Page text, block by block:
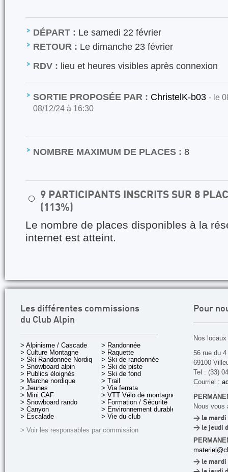
DÉPART : Le samedi 22 février
RETOUR : Le dimanche 23 février
RDV : lieu et heures visibles après connexion
SORTIE PROPOSÉE PAR : ChristelK-b03 - le
08/12/24 à 16:30
NOMBRE MAXIMUM DE PLACES : 8
⚪
9 PARTICIPANTS INSCRITS SUR 8
(113%)
Le nombre de places disponibles à la
internet est atteint.
Les différentes commissions
du Club Alpin
> Alpinisme / Cascade
> Culture Montagne
> Ski Randonnée Nordique
> Snowboard alpin
> Publics éloignés
> Marche nordique
> Jeunes
> Mini CAF
> Snowboard rando
> Canyon
> Escalade
> Randonnée
> Raquette
> Ski de randonnée
> Ski de piste
> Ski de fond
> Trail
> Via ferrata
> VTT Vélo de montagne
> Formation / Sécurité
> Environnement durable
> Vie du club
> Voir les responsables par commission
Pour
Nos
56 rue du
69100
Tel : (33)
Courriel :
Nous vous
> le mardi
> le jeudi
> le mardi